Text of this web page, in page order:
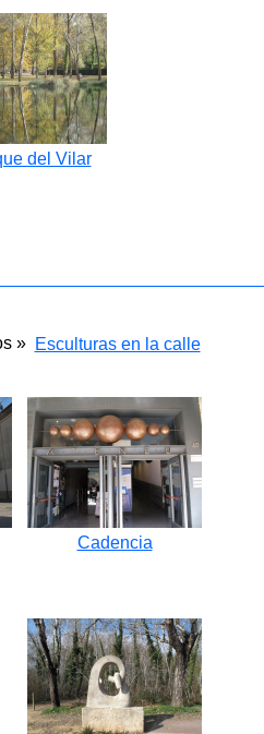
del Vilar
» Esculturas en la calle
Cadencia